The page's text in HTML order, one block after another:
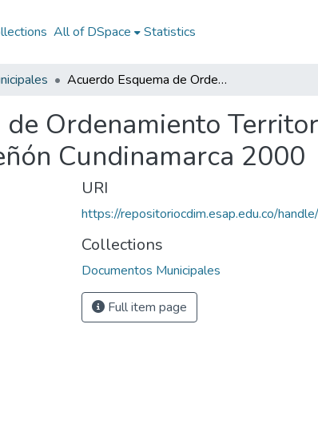
All of DSpace Statistics
Acuerdo Esquema de Ordenamiento Territorial El Peñón Cundinamarca 2000: A EOT El Peñón Cundinamarca 2000
Ordenamiento
Cundinamarca 2000
URI
https://repositoriocdim.esap.edu.co/
Collections
Documentos Municipales
Full item page